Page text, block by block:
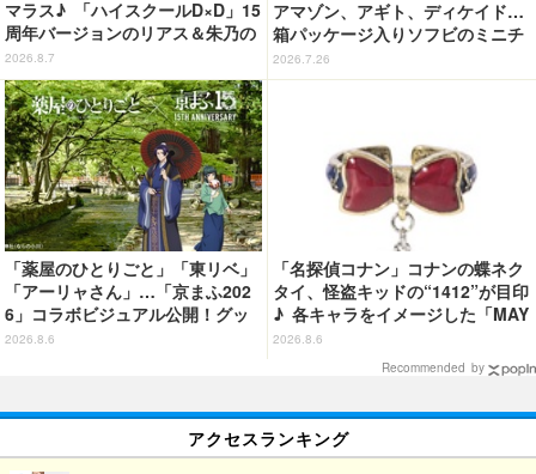
マラス♪ 「ハイスクールD×D」15
周年バージョンのリアス＆朱乃の
フィギュアがリニューアルパッケ
ージで登場！
2026.8.7
アマゾン、アギト、ディケイド…
箱パッケージ入りソフビのミニチ
ュアが登場
2026.7.26
「薬屋のひとりごと」「東リベ」
「アーリャさん」…「京まふ202
6」コラボビジュアル公開！グッ
ズなどの最新情報も
2026.8.6
「名探偵コナン」コナンの蝶ネク
タイ、怪盗キッドの“1412”が目印
♪ 各キャラをイメージした「MAY
LA」リングセットがセール中
2026.8.6
Recommended by
アクセスランキング